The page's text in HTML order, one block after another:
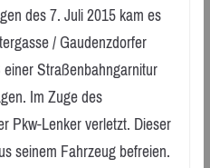
des 7. Juli 2015 kam es
/ Gaudenzdorfer
Straßenbahngarnitur
Im Zuge des
Pkw-Lenker verletzt. Dieser
seinem Fahrzeug befreien.